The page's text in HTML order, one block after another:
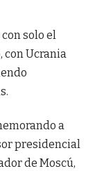
solo el
con Ucrania
a
presidencial
de Moscú,